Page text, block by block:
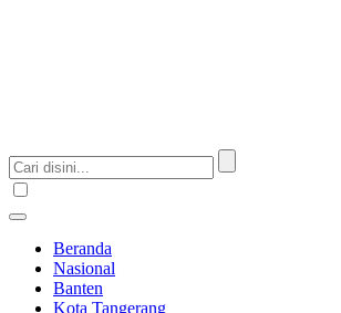
Beranda
Nasional
Banten
Kota Tangerang